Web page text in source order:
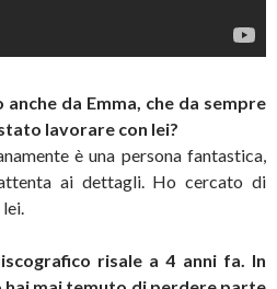
da Emma, che da sempre
lavorare con lei?
è una persona fantastica,
ai dettagli. Ho cercato di
risale a 4 anni fa. In